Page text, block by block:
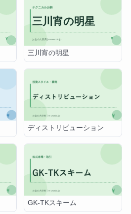
三川宵の明星
ディストリビューション
GK-TKスキーム